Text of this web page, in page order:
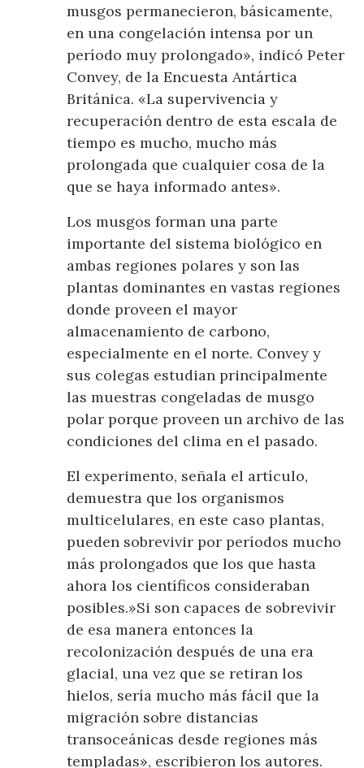
musgos permanecieron, básicamente,
en una congelación intensa por un
período muy prolongado», indicó Peter
Convey, de la Encuesta Antártica
Británica. «La supervivencia y
recuperación dentro de esta escala de
tiempo es mucho, mucho más
prolongada que cualquier cosa de la
que se haya informado antes».
Los musgos forman una parte
importante del sistema biológico en
ambas regiones polares y son las
plantas dominantes en vastas regiones
donde proveen el mayor
almacenamiento de carbono,
especialmente en el norte. Convey y
sus colegas estudian principalmente
las muestras congeladas de musgo
polar porque proveen un archivo de las
condiciones del clima en el pasado.
El experimento, señala el artículo,
demuestra que los organismos
multicelulares, en este caso plantas,
pueden sobrevivir por períodos mucho
más prolongados que los que hasta
ahora los científicos consideraban
posibles.»Si son capaces de sobrevivir
de esa manera entonces la
recolonización después de una era
glacial, una vez que se retiran los
hielos, sería mucho más fácil que la
migración sobre distancias
transoceánicas desde regiones más
templadas», escribieron los autores.